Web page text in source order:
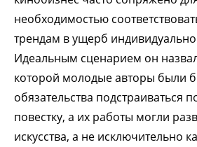
необходимостью
трендам в ущерб
Идеальным сценарием он
которой молодые авторы были
обязательства подстраиваться
повестку, а их работы могли
искусства, а не исключительно